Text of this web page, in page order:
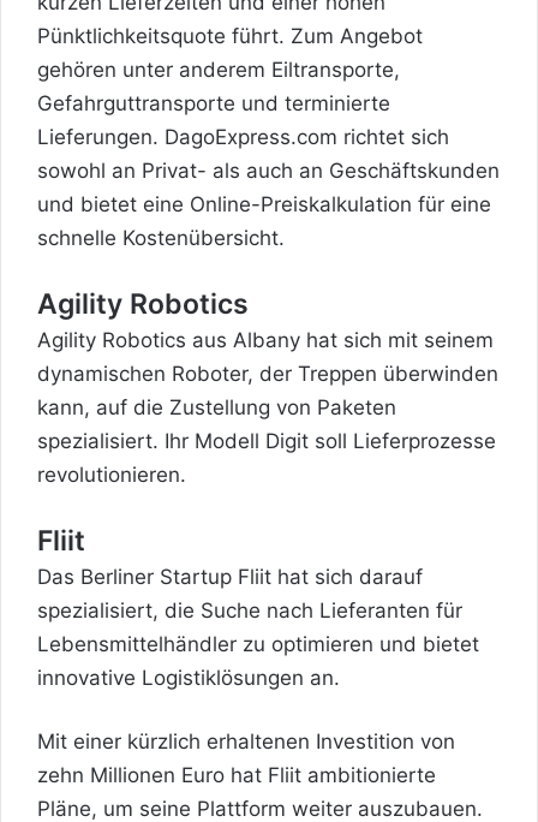
Pünktlichkeitsquote führt. Zum Angebot
gehören unter anderem Eiltransporte,
Gefahrguttransporte und terminierte
Lieferungen. DagoExpress.com richtet sich
sowohl an Privat- als auch an Geschäftskunden
und bietet eine Online-Preiskalkulation für eine
schnelle Kostenübersicht.
Agility Robotics
Agility Robotics aus Albany hat sich mit seinem
dynamischen Roboter, der Treppen überwinden
kann, auf die Zustellung von Paketen
spezialisiert. Ihr Modell Digit soll Lieferprozesse
revolutionieren.
Fliit
Das Berliner Startup Fliit hat sich darauf
spezialisiert, die Suche nach Lieferanten für
Lebensmittelhändler zu optimieren und bietet
innovative Logistiklösungen an.
Mit einer kürzlich erhaltenen Investition von
zehn Millionen Euro hat Fliit ambitionierte
Pläne, um seine Plattform weiter auszubauen.